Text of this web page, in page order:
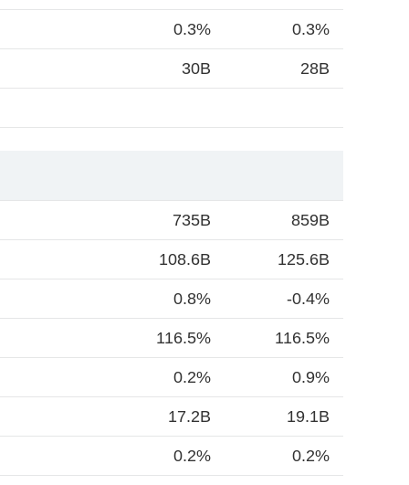
0.3% 0.3%
30B 28B
735B 859B
108.6B 125.6B
0.8% -0.4%
116.5% 116.5%
0.2% 0.9%
17.2B 19.1B
0.2% 0.2%